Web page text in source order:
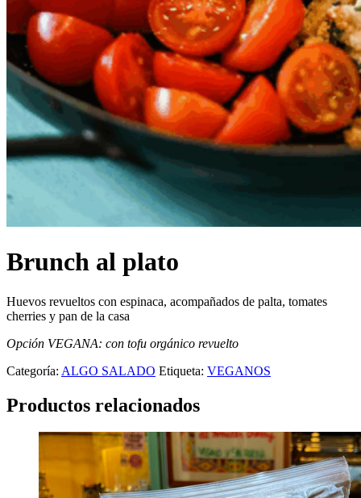
Brunch al plato
Huevos revueltos con espinaca, acompañados de palta, tomates
cherries y pan de la casa
Opción VEGANA: con tofu orgánico revuelto
Categoría: ALGO SALADO Etiqueta: VEGANOS
Productos relacionados